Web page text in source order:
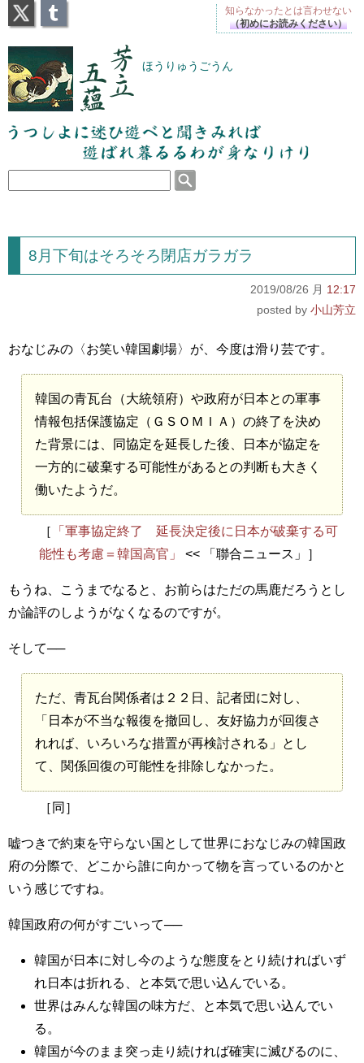
芳立五蘊 ほうりゅうごうん
うつしよに迷ひ遊べと聞きみれば遊ばれ暮るるわが
身なりけり
8月下旬はそろそろ閉店ガラガラ
2019/08/26 月 12:17
小山芳立
おなじみの〈お笑い韓国劇場〉が、今度は滑り芸です。
韓国の青瓦台（大統領府）や政府が日本との軍事
情報包括保護協定（ＧＳＯＭＩＡ）の終了を決め
た背景には、同協定を延長した後、日本が協定を
一方的に破棄する可能性があるとの判断も大きく
働いたようだ。
［
「軍事協定終了 延長決定後に日本が破棄する可
能性も考慮＝韓国高官」
<< 「聯合ニュース」］
もうね、こうまでなると、お前らはただの馬鹿だろうとし
か論評のしようがなくなるのですが。
そして──
ただ、青瓦台関係者は２２日、記者団に対し、
「日本が不当な報復を撤回し、友好協力が回復さ
れれば、いろいろな措置が再検討される」とし
て、関係回復の可能性を排除しなかった。
［同］
嘘つきで約束を守らない国として世界におなじみの韓国政
府の分際で、どこから誰に向かって物を言っているのかと
いう感じですね。
韓国政府の何がすごいって──
韓国が日本に対し今のような態度をとり続ければいず
れ日本は折れる、と本気で思い込んでいる。
世界はみんな韓国の味方だ、と本気で思い込んでい
る。
韓国が今のまま突っ走り続ければ確実に滅びるのに、
知らなかったとは言わせない
（初めにお読みください）
X Tumblr